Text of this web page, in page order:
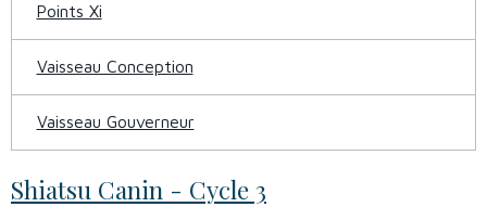
Points Xi
Vaisseau Conception
Vaisseau Gouverneur
Shiatsu Canin - Cycle 3